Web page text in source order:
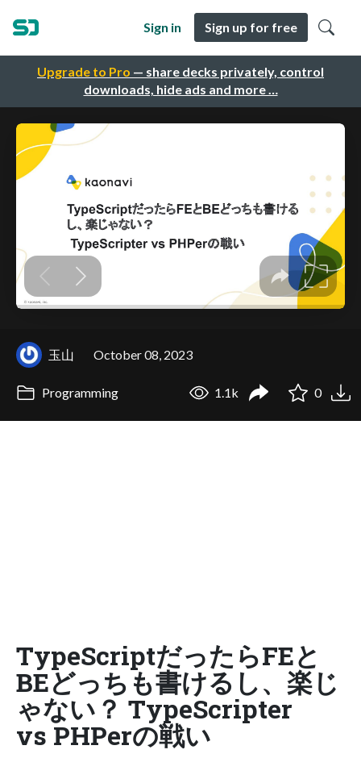
Upgrade to Pro — share decks privately, control
downloads, hide ads and more …
Sign in Sign up for free
玉山 October 08, 2023
Programming 1.1k 0
TypeScriptだったらFEと
BEどっちも書けるし、楽じ
ゃない？ TypeScripter
vs PHPerの戦い